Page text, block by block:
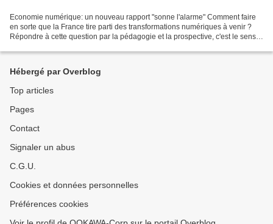
Economie numérique: un nouveau rapport "sonne l'alarme" Comment faire
en sorte que la France tire parti des transformations numériques à venir ?
Répondre à cette question par la pédagogie et la prospective, c'est le sens
Hébergé par Overblog
Top articles
Pages
Contact
Signaler un abus
C.G.U.
Cookies et données personnelles
Préférences cookies